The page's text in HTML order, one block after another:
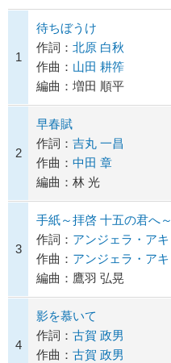
1
待ちぼうけ
作詞： 北原 白秋
作曲： 山田 耕筰
編曲：増田 順平
2
早春賦
作詞： 吉丸 一昌
作曲： 中田 章
編曲：林 光
3
手紙～拝啓 十五の君へ～
作詞： アンジェラ・アキ
作曲： アンジェラ・アキ
編曲：鷹羽 弘晃
4
影を慕いて
作詞： 古賀 政男
作曲： 古賀 政男